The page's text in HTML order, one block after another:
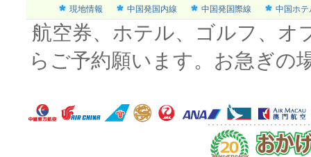
現地情報 中国発国内線 中国発国際線 中国ホテ
航空券、ホテル、ゴルフ、オ
らご予約願います。お急ぎの